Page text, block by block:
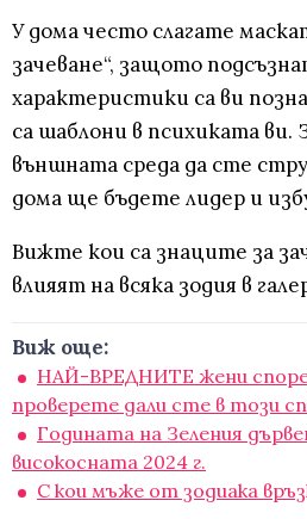
У дома често слагате
зачеване“, защото
характеристики са ви
са шаблони в психиката ви.
външната среда да сте
дома ще бъдете лидер и
Вижте кои са знаците за
влияят на всяка зодия в
Виж още:
НАЙ-ВРЕДНИТЕ жени
проверете дали сте в този
Годината на Зеления
високосната 2024 г.
С кои мъже от зодиака